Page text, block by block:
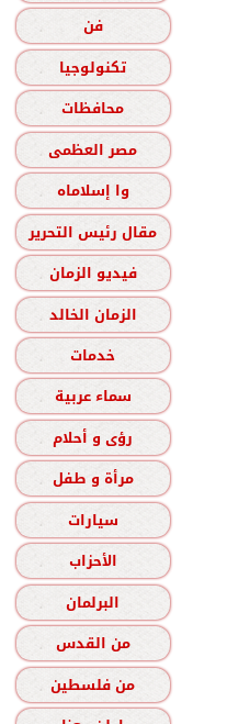
فن
تكنولوجيا
محافظات
مصر العظمى
وا إسلاماه
مقال رئيس التحرير
فيديو الزمان
الزمان الخالد
خدمات
سماء عربية
رؤى و أحلام
مرأة و طفل
سيارات
الأحزاب
البرلمان
من القدس
من فلسطين